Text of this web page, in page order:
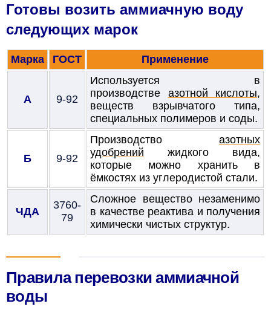
Готовы возить аммиачную воду
следующих марок
Марка ГОСТ Применение
А 9-92
Используется в
производстве азотной кислоты,
веществ взрывчатого типа,
специальных полимеров и соды.
Б 9-92
Производство азотных
удобрений жидкого вида,
которые можно хранить в
ёмкостях из углеродистой стали.
ЧДА
3760-
79
Сложное вещество незаменимо
в качестве реактива и получения
химически чистых структур.
Правила перевозки аммиачной
воды